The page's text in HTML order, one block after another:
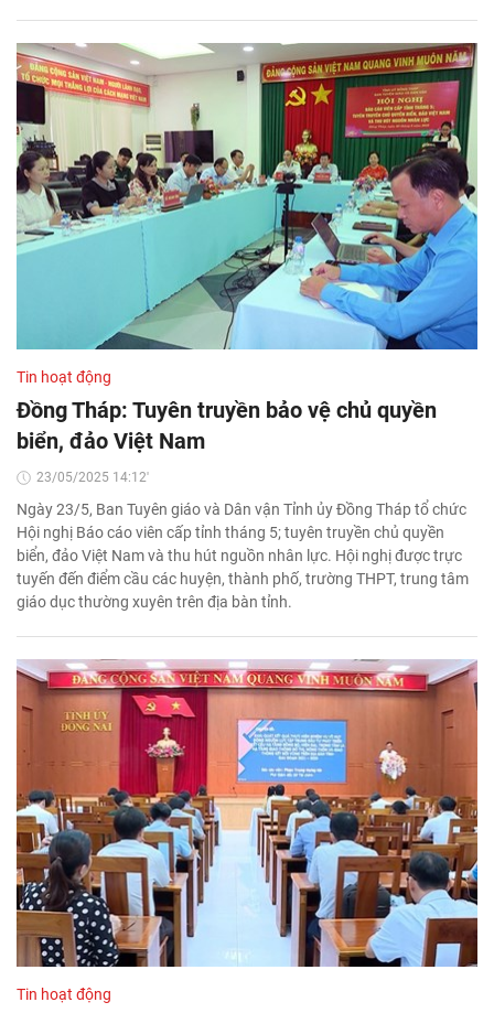
Tin hoạt động
Đồng Tháp: Tuyên truyền bảo vệ chủ quyền
biển, đảo Việt Nam
23/05/2025 14:12'
Ngày 23/5, Ban Tuyên giáo và Dân vận Tỉnh ủy Đồng Tháp tổ chức
Hội nghị Báo cáo viên cấp tỉnh tháng 5; tuyên truyền chủ quyền
biển, đảo Việt Nam và thu hút nguồn nhân lực. Hội nghị được trực
tuyến đến điểm cầu các huyện, thành phố, trường THPT, trung tâm
giáo dục thường xuyên trên địa bàn tỉnh.
Tin hoạt động